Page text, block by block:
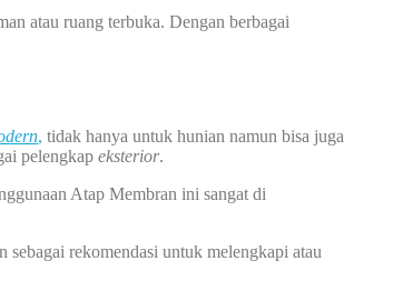
atau ruang terbuka. Dengan berbagai
, tidak hanya untuk hunian namun bisa juga
pelengkap eksterior.
Atap Membran ini sangat di
sebagai rekomendasi untuk melengkapi atau